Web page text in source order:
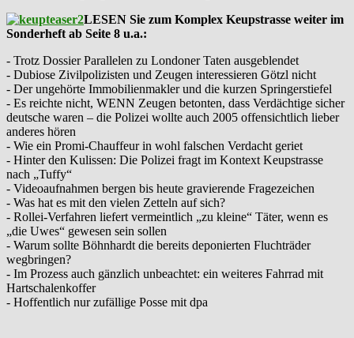
LESEN Sie zum Komplex Keupstrasse weiter im
Sonderheft ab Seite 8 u.a.:
- Trotz Dossier Parallelen zu Londoner Taten ausgeblendet
- Dubiose Zivilpolizisten und Zeugen interessieren Götzl nicht
- Der ungehörte Immobilienmakler und die kurzen Springerstiefel
- Es reichte nicht, WENN Zeugen betonten, dass Verdächtige sicher
deutsche waren – die Polizei wollte auch 2005 offensichtlich lieber
anderes hören
- Wie ein Promi-Chauffeur in wohl falschen Verdacht geriet
- Hinter den Kulissen: Die Polizei fragt im Kontext Keupstrasse
nach „Tuffy“
- Videoaufnahmen bergen bis heute gravierende Fragezeichen
- Was hat es mit den vielen Zetteln auf sich?
- Rollei-Verfahren liefert vermeintlich „zu kleine“ Täter, wenn es
„die Uwes“ gewesen sein sollen
- Warum sollte Böhnhardt die bereits deponierten Fluchträder
wegbringen?
- Im Prozess auch gänzlich unbeachtet: ein weiteres Fahrrad mit
Hartschalenkoffer
- Hoffentlich nur zufällige Posse mit dpa